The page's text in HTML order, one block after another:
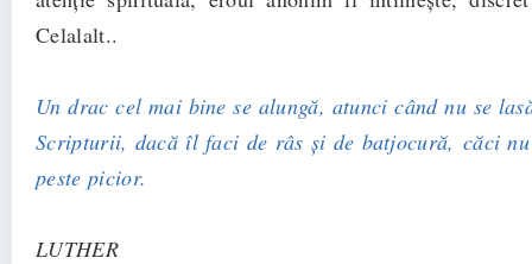
Celalalt..
Un drac cel mai bine se alungă, atunci când nu se
Scripturii, dacă îl faci de râs şi de batjocură, căci
peste picior.
LUTHER